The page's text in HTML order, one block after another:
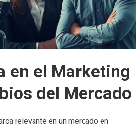
en el Marketing
del Mercado
relevante en un mercado en